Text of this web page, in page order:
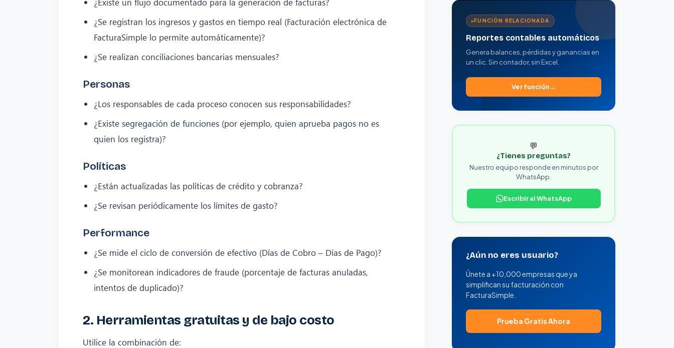
¿Se registran los ingresos y gastos en tiempo real (Facturación electrónica de
FacturaSimple lo permite automáticamente)?
¿Se realizan conciliaciones bancarias mensuales?
Personas
¿Los responsables de cada proceso conocen sus responsabilidades?
¿Existe segregación de funciones (por ejemplo, quien aprueba pagos no es
quien los registra)?
Políticas
¿Están actualizadas las políticas de crédito y cobranza?
¿Se revisan periódicamente los límites de gasto?
Performance
¿Se mide el ciclo de conversión de efectivo (Días de Cobro – Días de Pago)?
¿Se monitorean indicadores de fraude (porcentaje de facturas anuladas,
intentos de duplicado)?
2. Herramientas gratuitas y de bajo costo
Utilice la combinación de:
FUNCIÓN RELACIONADA
Reportes contables automáticos
Genera balances, pérdidas y ganancias en
un clic. Sin contador, sin Excel.
Ver función
💬
¿Tienes preguntas?
Nuestro equipo responde en minutos por
WhatsApp.
Escribir al WhatsApp
¿Aún no eres usuario?
Únete a +10,000 empresas que ya
simplifican su facturación con
FacturaSimple.
Prueba Gratis Ahora